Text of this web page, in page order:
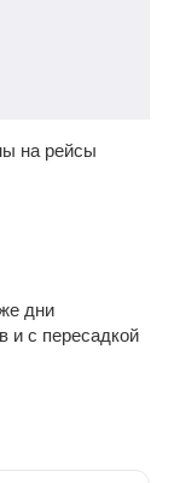
на рейсы
дни
и с пересадкой